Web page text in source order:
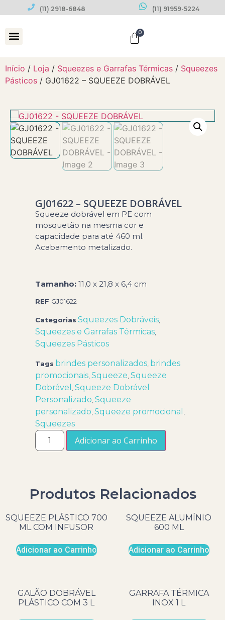
(11) 2918-6848 (11) 91959-5224
0
Início / Loja / Squeezes e Garrafas Térmicas / Squeezes
Pásticos / GJ01622 – SQUEEZE DOBRÁVEL
GJ01622 – SQUEEZE DOBRÁVEL
Squeeze dobrável em PE com
mosquetão na mesma cor e
capacidade para até 460 ml.
Acabamento metalizado.
Tamanho:11,0 x 21,8 x 6,4 cm
REF GJ01622
Categorias Squeezes Dobráveis
Squeezes e Garrafas Térmicas
Squeezes Pásticos
Tags brindes personalizados brindes
promocionais ,Squeeze ,Squeeze
Dobrável
,Squeeze Dobrável
Personalizado ,Squeeze
personalizado ,Squeeze promocional
Squeezes
Adicionar ao Carrinho
Produtos Relacionados
SQUEEZE PLÁSTICO 700
ML COM INFUSOR
Adicionar ao Carrinho
SQUEEZE ALUMÍNIO
600 ML
Adicionar ao Carrinho
GALÃO DOBRÁVEL
PLÁSTICO COM 3 L
GARRAFA TÉRMICA
INOX 1 L